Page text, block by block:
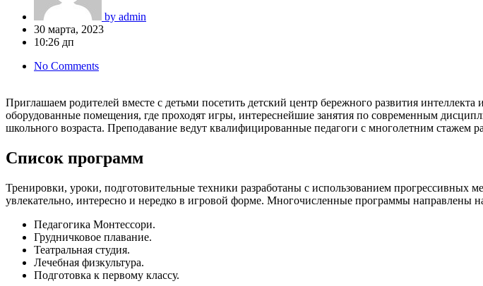
by admin
30 марта, 2023
10:26 дп
No Comments
Приглашаем родителей вместе с детьми посетить детский центр бережного развития интеллекта
оборудованные помещения, где проходят игры, интереснейшие занятия по современным
школьного возраста. Преподавание ведут квалифицированные педагоги с многолетним стажем
Список программ
Тренировки, уроки, подготовительные техники разработаны с использованием прогрессивных
увлекательно, интересно и нередко в игровой форме. Многочисленные программы направлены
Педагогика Монтессори.
Грудничковое плавание.
Театральная студия.
Лечебная физкультура.
Подготовка к первому классу.